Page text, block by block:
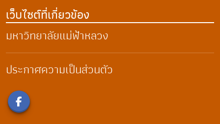
เว็บไซต์ที่เกี่ยวข้อง
มหาวิทยาลัยแม่ฟ้าหลวง
ประกาศความเป็นส่วนตัว